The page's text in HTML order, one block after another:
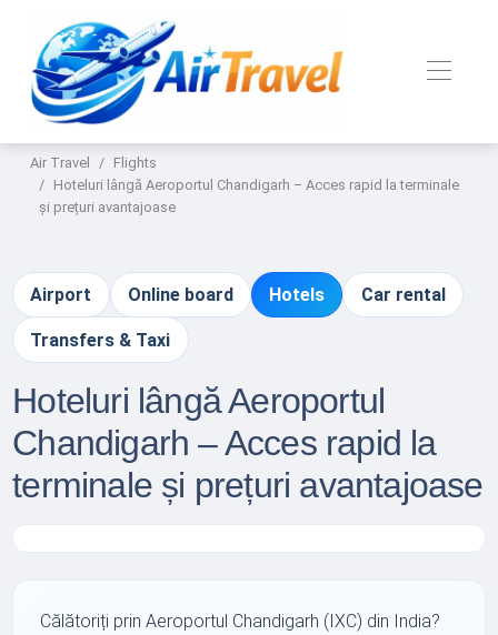
Air Travel
Flights
Hoteluri lângă Aeroportul Chandigarh – Acces rapid la terminale
și prețuri avantajoase
Airport Online board Hotels Car rental
Transfers & Taxi
Hoteluri lângă Aeroportul
Chandigarh – Acces rapid la
terminale și prețuri avantajoase
Călătoriți prin Aeroportul Chandigarh (IXC) din India?